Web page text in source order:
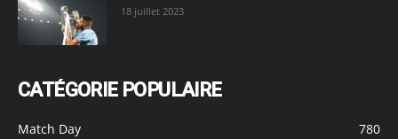
18 juillet 2023
CATÉGORIE POPULAIRE
Match Day
780